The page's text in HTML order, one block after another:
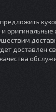
и
доставлен